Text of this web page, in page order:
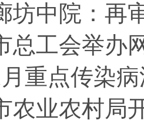
坊中院：再
总工会举办
重点传染
农业农村局